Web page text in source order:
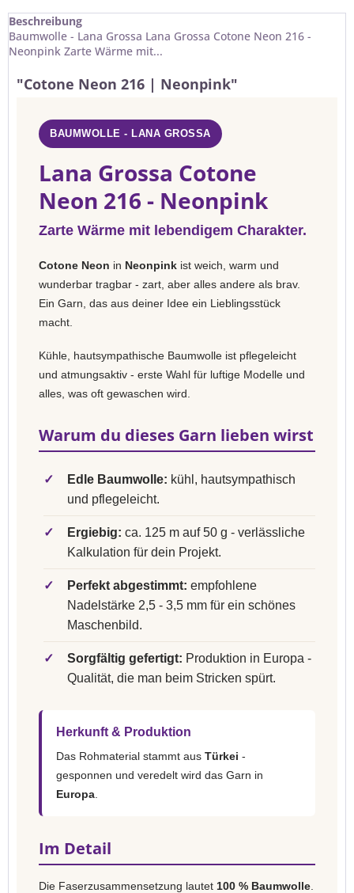
Beschreibung
Baumwolle - Lana Grossa Lana Grossa Cotone Neon 216 -
Neonpink Zarte Wärme mit...
"Cotone Neon 216 | Neonpink"
BAUMWOLLE - LANA GROSSA
Lana Grossa Cotone
Neon 216 - Neonpink
Zarte Wärme mit lebendigem Charakter.
Cotone Neon in Neonpink ist weich, warm und
wunderbar tragbar - zart, aber alles andere als brav.
Ein Garn, das aus deiner Idee ein Lieblingsstück
macht.
Kühle, hautsympathische Baumwolle ist pflegeleicht
und atmungsaktiv - erste Wahl für luftige Modelle und
alles, was oft gewaschen wird.
Warum du dieses Garn lieben wirst
✓ Edle Baumwolle: kühl, hautsympathisch
und pflegeleicht.
✓ Ergiebig: ca. 125 m auf 50 g - verlässliche
Kalkulation für dein Projekt.
✓ Perfekt abgestimmt: empfohlene
Nadelstärke 2,5 - 3,5 mm für ein schönes
Maschenbild.
✓ Sorgfältig gefertigt: Produktion in Europa -
Qualität, die man beim Stricken spürt.
Herkunft & Produktion
Das Rohmaterial stammt aus Türkei -
gesponnen und veredelt wird das Garn in
Europa
Im Detail
Die Faserzusammensetzung lautet 100 % Baumwolle